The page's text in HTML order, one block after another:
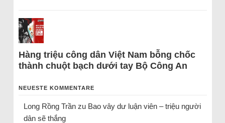
Hàng triệu công dân Việt Nam bỗng chốc
thành chuột bạch dưới tay Bộ Công An
NEUESTE KOMMENTARE
Long Rồng Trầnzu Bao vây dư luận viên – triệu người
dân sẽ thắng